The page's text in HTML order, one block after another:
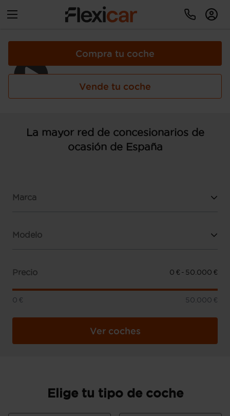
Compra tu coche
Vende tu coche
La mayor red de concesionarios de
ocasión de España
Marca
Modelo
Precio 0 € 50.000 €
0 € 50.000 €
Ver coches
Elige tu tipo de coche